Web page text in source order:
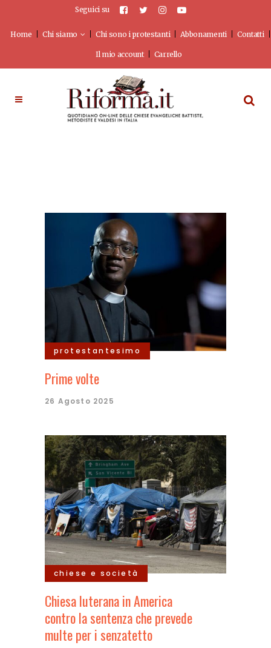
Seguici su
Home Chi siamo Chi sono i protestanti Abbonamenti Contatti
Il mio account Carrello
protestantesimo
Prime volte
26 Agosto 2025
chiese e società
Chiesa luterana in America
contro la sentenza che prevede
multe per i senzatetto